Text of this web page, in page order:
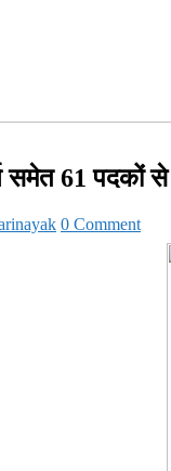
61 पदकों से
0 Comment